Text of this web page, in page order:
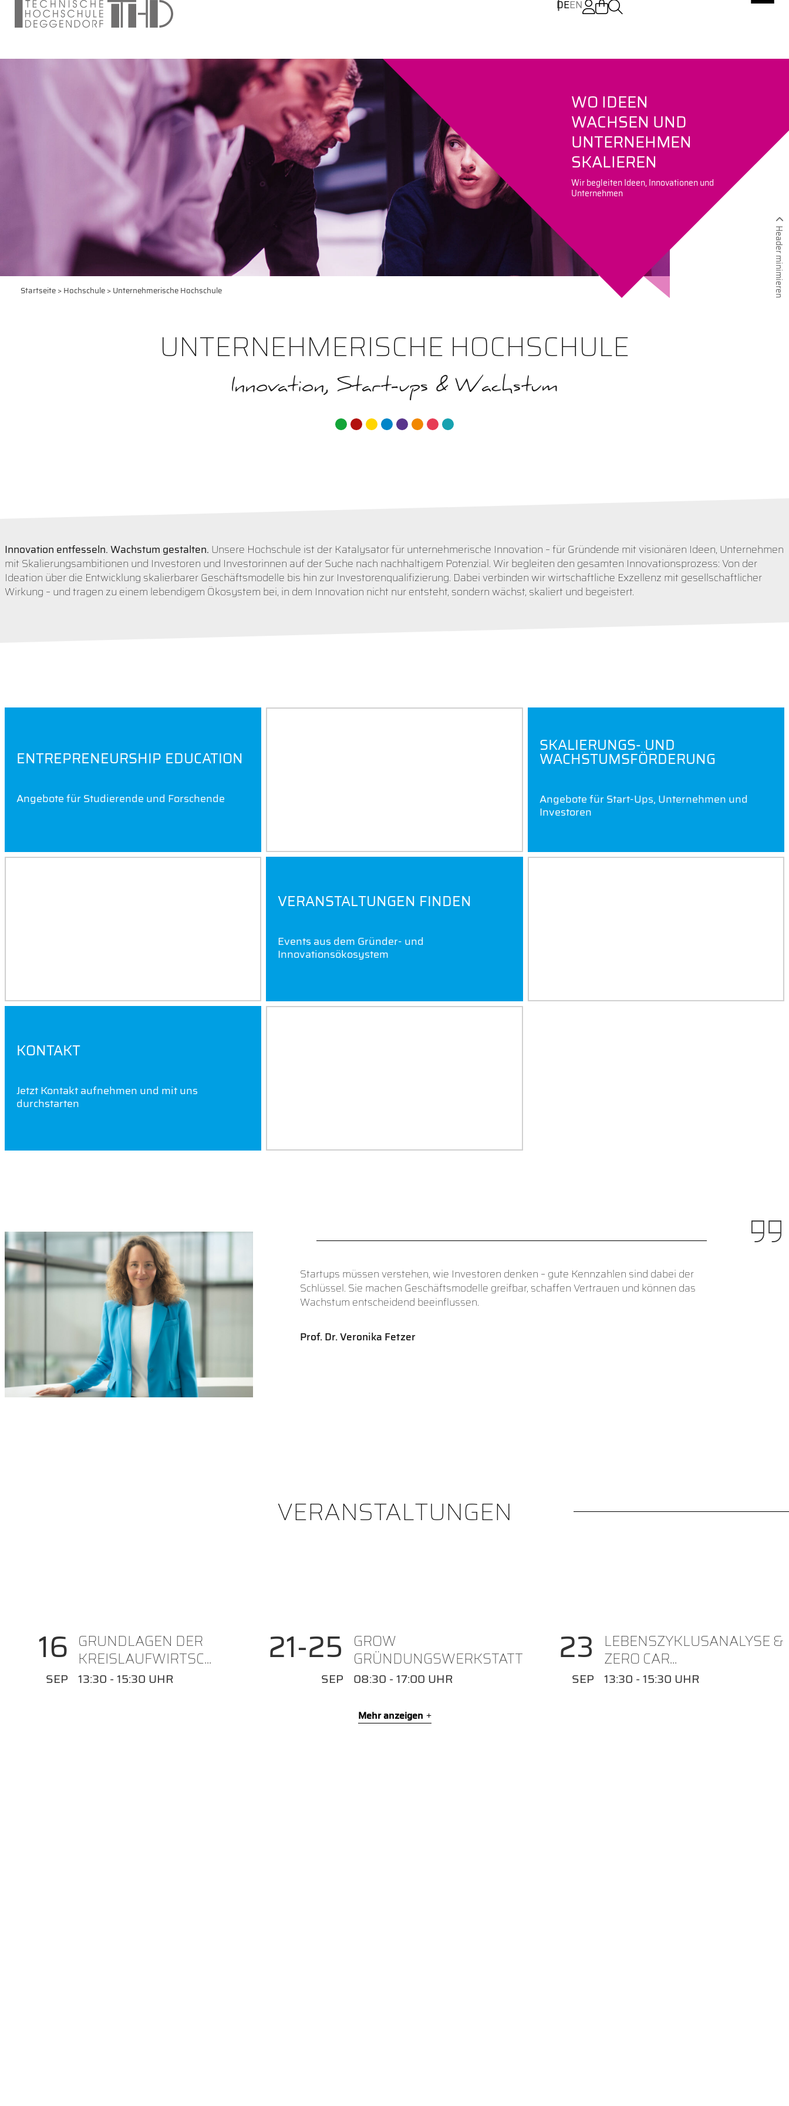
DEEN
Startseite>Hochschule> Unternehmerische Hochschule
WO IDEEN
WACHSEN UND
UNTERNEHMEN
SKALIEREN
Wir begleiten Ideen, Innovationen und
Unternehmen
Header minimieren
UNTERNEHMERISCHE HOCHSCHULE
Innovation, Start-ups & Wachstum
Innovation entfesseln. Wachstum gestalten. Unsere Hochschule ist der Katalysator für unternehmerische Innovation – für Gründende mit visionären Ideen, Unternehmen
mit Skalierungsambitionen und Investoren und Investorinnen auf der Suche nach nachhaltigem Potenzial. Wir begleiten den gesamten Innovationsprozess: Von der
Ideation über die Entwicklung skalierbarer Geschäftsmodelle bis hin zur Investorenqualifizierung. Dabei verbinden wir wirtschaftliche Exzellenz mit gesellschaftlicher
Wirkung – und tragen zu einem lebendigem Ökosystem bei, in dem Innovation nicht nur entsteht, sondern wächst, skaliert und begeistert.
ENTREPRENEURSHIP EDUCATION
Angebote für Studierende und Forschende
SKALIERUNGS- UND
WACHSTUMSFÖRDERUNG
Angebote für Start-Ups, Unternehmen und
Investoren
VERANSTALTUNGEN FINDEN
Events aus dem Gründer- und
Innovationsökosystem
KONTAKT
Jetzt Kontakt aufnehmen und mit uns
durchstarten
Startups müssen verstehen, wie Investoren denken – gute Kennzahlen sind dabei der
Schlüssel. Sie machen Geschäftsmodelle greifbar, schaffen Vertrauen und können das
Wachstum entscheidend beeinflussen.
Prof. Dr. Veronika Fetzer
VERANSTALTUNGEN
16 GRUNDLAGEN DER
KREISLAUFWIRTSC...
SEP 13:30 - 15:30 UHR
21 25 GROW
GRÜNDUNGSWERKSTATT
SEP 08:30 - 17:00 UHR
23 LEBENSZYKLUSANALYSE &
ZERO CAR...
SEP 13:30 - 15:30 UHR
Mehr anzeigen